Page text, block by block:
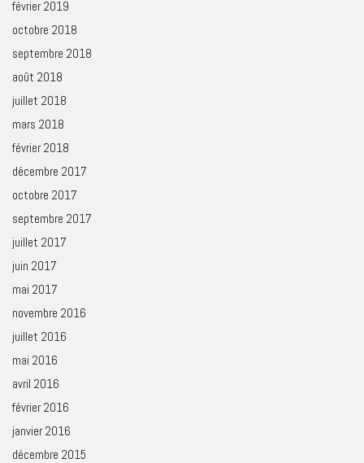
février 2019
octobre 2018
septembre 2018
août 2018
juillet 2018
mars 2018
février 2018
décembre 2017
octobre 2017
septembre 2017
juillet 2017
juin 2017
mai 2017
novembre 2016
juillet 2016
mai 2016
avril 2016
février 2016
janvier 2016
décembre 2015